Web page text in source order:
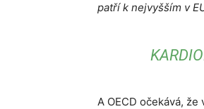
patří k nejvyšším v
A OECD očekává,